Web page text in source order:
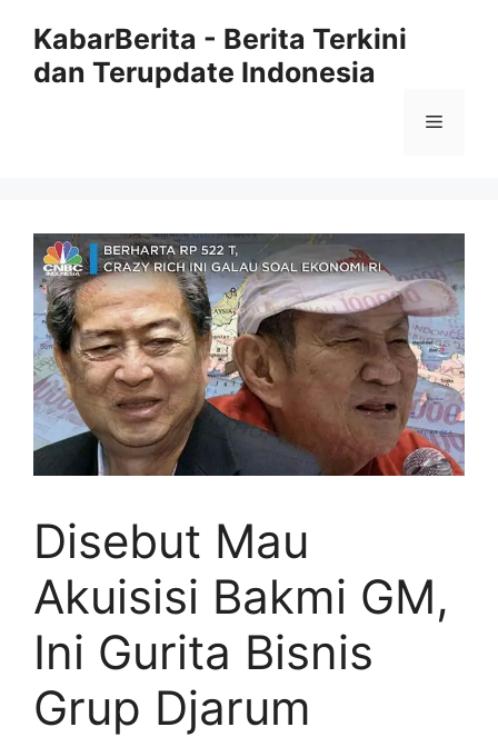
KabarBerita - Berita Terkini
dan Terupdate Indonesia
Menu
Disebut Mau
Akuisisi Bakmi GM,
Ini Gurita Bisnis
Grup Djarum